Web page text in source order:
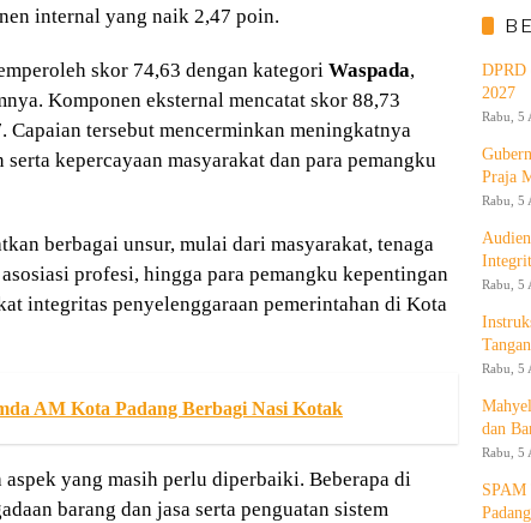
internal yang naik 2,47 poin.
skor 74,63 dengan kategori Waspada,
Komponen eksternal mencatat skor 88,73
Capaian tersebut mencerminkan meningkatnya
kepercayaan masyarakat dan para pemangku
berbagai unsur, mulai dari masyarakat, tenaga
profesi, hingga para pemangku kepentingan
integritas penyelenggaraan pemerintahan di Kota
AM Kota Padang Berbagi Nasi Kotak
yang masih perlu diperbaiki. Beberapa di
barang dan jasa serta penguatan sistem
DPRD
2027
Rabu, 5
Praja
Rabu, 5
Rabu, 5
Rabu, 5
dan
Rabu, 5